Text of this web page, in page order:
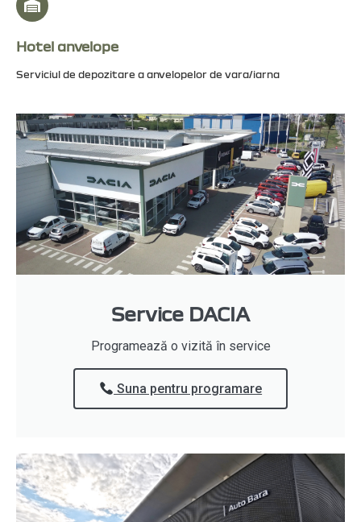
Hotel anvelope
Serviciul de depozitare a anvelopelor de vara/iarna
Service DACIA
Programează o vizită în service
Suna pentru programare